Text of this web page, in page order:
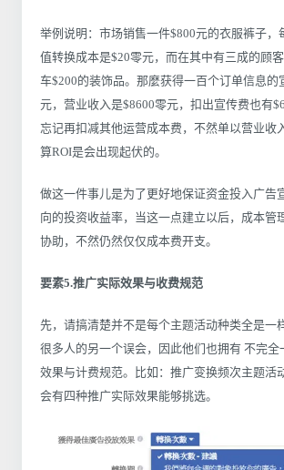
举例说明：市场销售一件$800元的衣服裤子，
值转换成本是$20零元，而在其中有三成的顾
车$200的装饰品。那麼获得一百个订单信息的
元，营业收入是$8600零元，扣出宣传费也有
忘记再扣减其他运营成本费，不然单以营业收
算ROI是会出现起伏的。
做这一件事儿是为了更好地保证资金投入广告
向的投资收益率，当这一点建立以后，成本管
协助，不然仍然仅仅成本费开支。
要素5.推广实际效果与收费规范
先，请搞清楚并不是每个主题活动种类全是一
很多人的另一个误会，因此他们也拥有 不完全
效果与计费规范。比如：推广变换频次主题活
会有四种推广实际效果能够挑选。